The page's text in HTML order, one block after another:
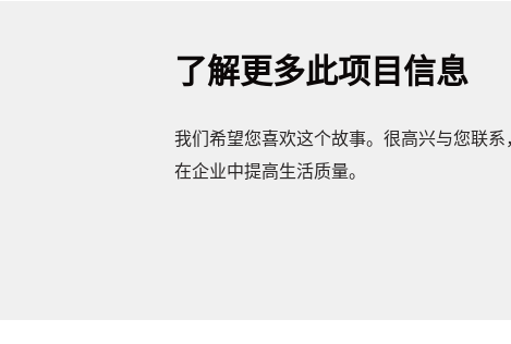
了解更多此项目信息
我们希望您喜欢这个故事。很高兴与您联
在企业中提高生活质量。